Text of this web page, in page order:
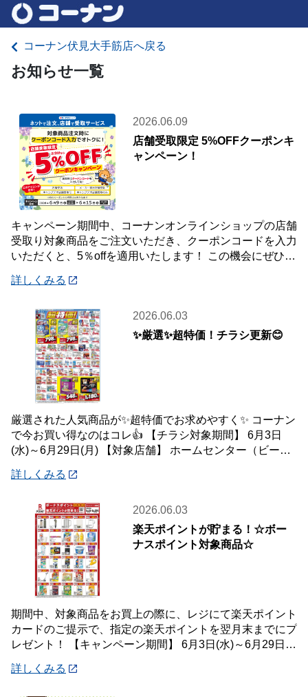
コーナン伏見大手筋店へ戻る
お知らせ一覧
2026.06.09
店舗受取限定 5%OFFクーポンキ
ャンペーン！
キャンペーン期間中、コーナンオンラインショップの店舗
受取り対象商品をご注文いただき、クーポンコードを入力
いただくと、5％offを適用いたします！ この機会にぜひご
詳しくみる
2026.06.03
✨厳選✨超特価！チラシ更新😊
厳選された人気商品が✨超特価でお求めやすく✨ コーナン
で今お買い得なのはコレ👍 【チラシ対象期間】 6月3日
(水)～6月29日(月) 【対象店舗】 ホームセンター（ビーバ
詳しくみる
2026.06.03
楽天ポイントが貯まる！☆ボー
ナスポイント対象商品☆
期間中、対象商品をお買上の際に、レジにて楽天ポイント
カードのご提示で、指定の楽天ポイントを翌月末までにプ
レゼント！ 【キャンペーン期間】 6月3日(水)～6月29日
詳しくみる